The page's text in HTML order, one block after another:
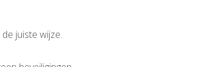
juiste wijze.